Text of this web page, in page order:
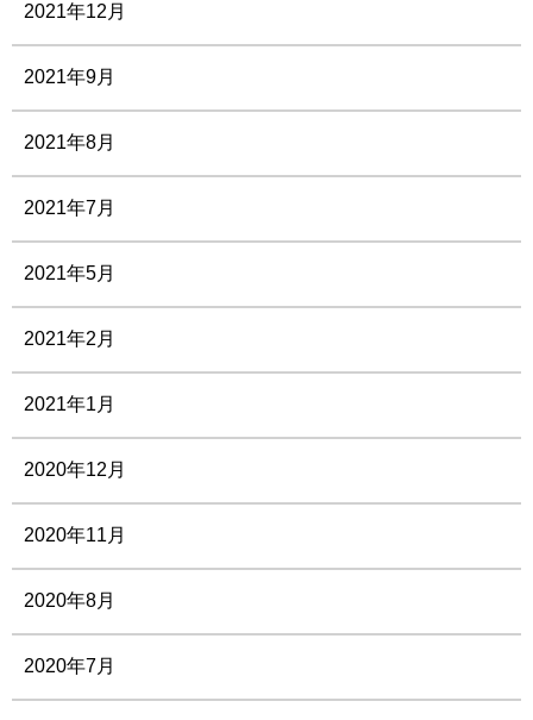
2021年12月
2021年9月
2021年8月
2021年7月
2021年5月
2021年2月
2021年1月
2020年12月
2020年11月
2020年8月
2020年7月